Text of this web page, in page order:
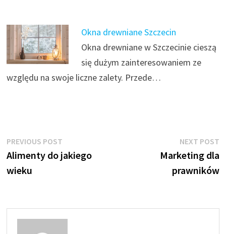
Okna drewniane Szczecin
Okna drewniane w Szczecinie cieszą
się dużym zainteresowaniem ze
względu na swoje liczne zalety. Przede…
Nawigacja
wpisu
PREVIOUS POSTPrevious
post:
Alimenty do jakiego
wieku
NEXT POST
Marketing dla
prawników